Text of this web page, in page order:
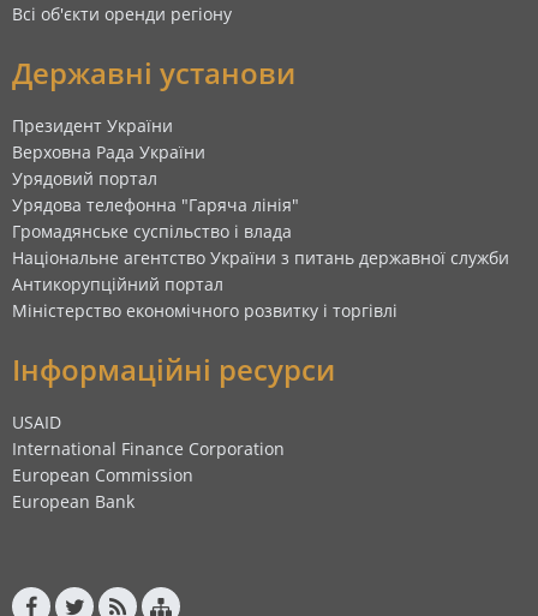
Всі об'єкти оренди регіону
Державні установи
Президент України
Верховна Рада України
Урядовий портал
Урядова телефонна "Гаряча лінія"
Громадянське суспільство і влада
Національне агентство України з питань державної служби
Антикорупційний портал
Міністерство економічного розвитку і торгівлі
Інформаційні ресурси
USAID
International Finance Corporation
European Commission
European Bank